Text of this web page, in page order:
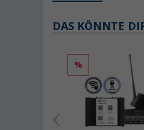
DAS KÖNNTE
%